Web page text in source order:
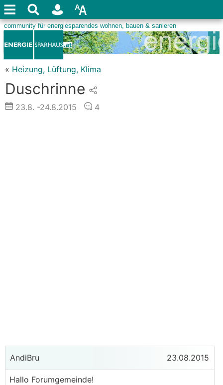
« Heizung, Lüftung, Klima
Duschrinne
23.8. -24.8.2015 4
AndiBru 23.08.2015
Hallo Forumgemeinde!